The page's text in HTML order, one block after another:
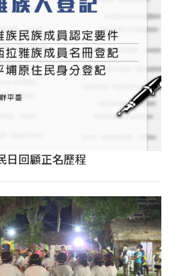
日回顧正名歷程